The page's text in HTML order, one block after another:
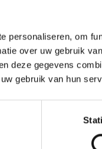
personaliseren, om
over uw gebruik
deze gegevens
gebruik van hun
op basis van 0